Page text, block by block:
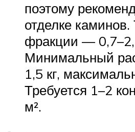
поэтому
отделке
фракции —
Минимальный
1,5 кг,
Требуется 1–2
м².